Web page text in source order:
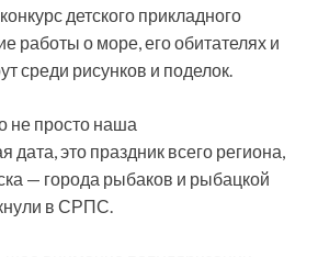
детского прикладного
работы о море, его обитателях и
среди рисунков и поделок.
не просто наша
это праздник всего региона,
— города рыбаков и рыбацкой
в СРПС.